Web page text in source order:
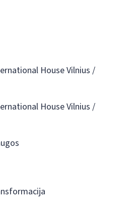
House Vilnius /
House Vilnius /